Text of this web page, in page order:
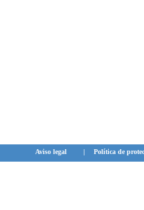
Aviso legal | Política de